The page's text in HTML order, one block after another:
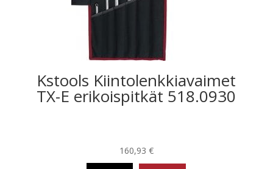
Kstools Kiintolenkkiavaimet
TX-E erikoispitkät 518.0930
160,93 €